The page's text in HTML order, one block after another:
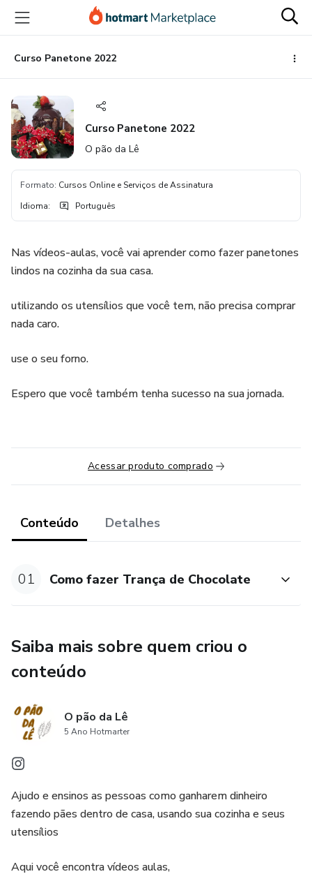
para
conteúdo
principal
para
pagamento
para
rodapé
Curso Panetone 2022
Curso Panetone 2022
O pão da Lê
Formato: Cursos Online e Serviços de Assinatura
Idioma: Português
Nas vídeos-aulas, você vai aprender como fazer panetones
lindos na cozinha da sua casa.
utilizando os utensílios que você tem, não precisa comprar
nada caro.
use o seu forno.
Espero que você também tenha sucesso na sua jornada.
Acessar produto comprado
Conteúdo Detalhes
01 Como fazer Trança de Chocolate
Saiba mais sobre quem criou o
conteúdo
O pão da Lê
5 Ano Hotmarter
Ajudo e ensinos as pessoas como ganharem dinheiro
fazendo pães dentro de casa, usando sua cozinha e seus
utensílios
Aqui você encontra vídeos aulas,